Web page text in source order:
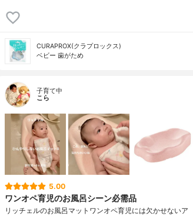
CURAPROX(クラプロックス)
ベビー 歯がため
子育て中
こら
5.00
ワンオペ育児のお風呂シーン必需品
リッチェルのお風呂マットワンオペ育児には欠かせないア